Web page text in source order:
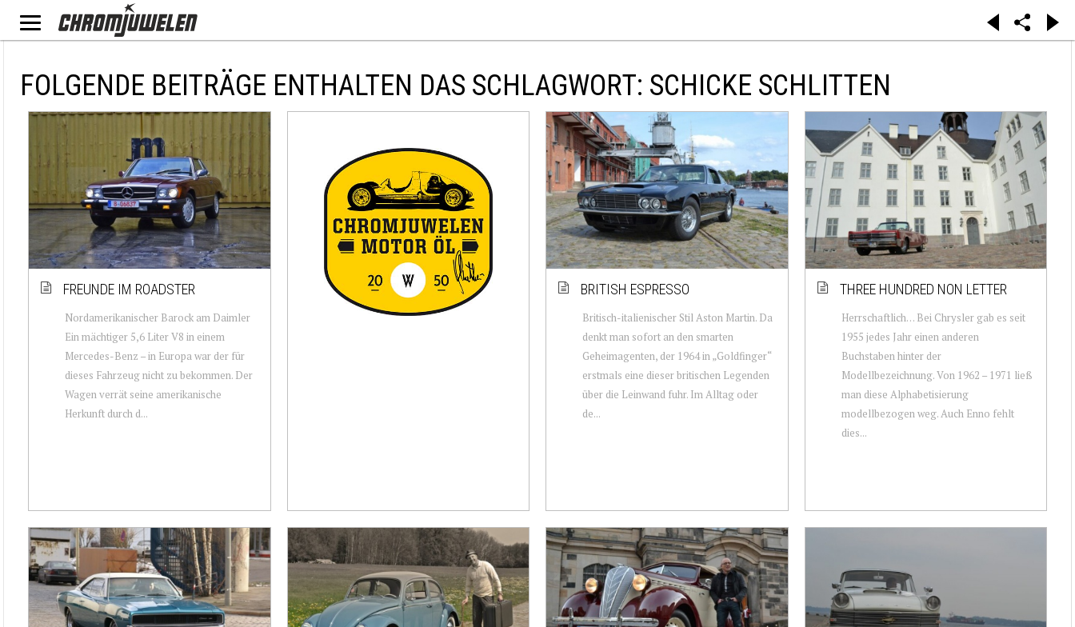
FOLGENDE BEITRÄGE ENTHALTEN DAS SCHLAGWORT: SCHICKE SCHLITTEN
FREUNDE IM ROADSTER
Nordamerikanischer Barock am Daimler
Ein mächtiger 5,6 Liter V8 in einem
Mercedes-Benz – in Europa war der für
dieses Fahrzeug nicht zu bekommen. Der
Wagen verrät seine amerikanische
Herkunft durch d...
BRITISH ESPRESSO
Britisch-italienischer Stil Aston Martin. Da
denkt man sofort an den smarten
Geheimagenten, der 1964 in „Goldfinger“
erstmals eine dieser britischen Legenden
über die Leinwand fuhr. Im Alltag oder
de...
THREE HUNDRED NON LETTER
Herrschaftlich… Bei Chrysler gab es seit
1955 jedes Jahr einen anderen
Buchstaben hinter der
Modellbezeichnung. Von 1962 – 1971 ließ
man diese Alphabetisierung
modellbezogen weg. Auch Enno fehlt
dies...